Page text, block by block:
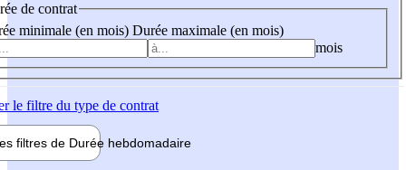
de contrat
minimale (en mois) Durée maximale (en mois)
mois
le filtre du type de contrat
filtres de Durée hebdomadaire